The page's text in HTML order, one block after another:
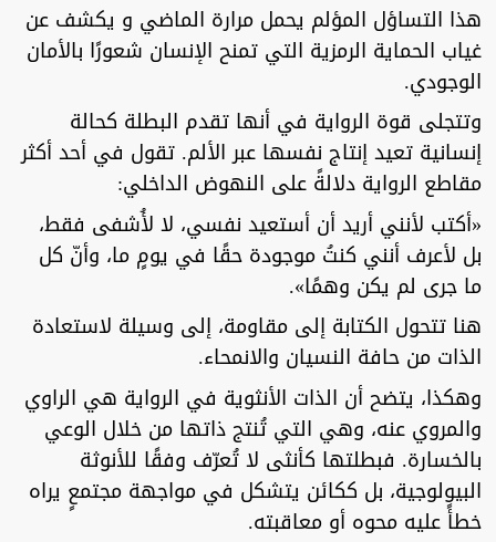
هذا التساؤل المؤلم يحمل مرارة الماضي و يكشف عن
غياب الحماية الرمزية التي تمنح الإنسان شعورًا بالأمان
الوجودي.
وتتجلى قوة الرواية في أنها تقدم البطلة كحالة
إنسانية تعيد إنتاج نفسها عبر الألم. تقول في أحد أكثر
مقاطع الرواية دلالةً على النهوض الداخلي:
«أكتب لأنني أريد أن أستعيد نفسي، لا لأُشفى فقط،
بل لأعرف أنني كنتُ موجودة حقًا في يومٍ ما، وأنّ كل
ما جرى لم يكن وهمًا».
هنا تتحول الكتابة إلى مقاومة، إلى وسيلة لاستعادة
الذات من حافة النسيان والانمحاء.
وهكذا، يتضح أن الذات الأنثوية في الرواية هي الراوي
والمروي عنه، وهي التي تُنتج ذاتها من خلال الوعي
بالخسارة. فبطلتها كأنثى لا تُعرّف وفقًا للأنوثة
البيولوجية، بل ككائن يتشكل في مواجهة مجتمعٍ يراه
خطأً عليه محوه أو معاقبته.